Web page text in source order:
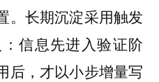
。长期沉淀采用触发
信息先进入验证阶
后，才以小步增量写